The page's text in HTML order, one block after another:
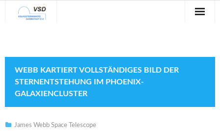
Veranstaltungen
Verein
Galerie
WEBB KARTIERT VOLLSTÄNDIGES BILD DER
STERNENTSTEHUNG IM PHOENIX-
GALAXIENCLUSTER
James Webb Space Telescope